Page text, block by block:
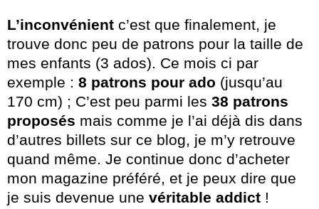
L’inconvénient c’est que finalement, je
trouve donc peu de patrons pour la taille de
mes enfants (3 ados). Ce mois ci par
exemple : 8 patrons pour ado (jusqu’au
170 cm) ; C’est peu parmi les 38 patrons
proposés mais comme je l’ai déjà dis dans
d’autres billets sur ce blog, je m’y retrouve
quand même. Je continue donc d’acheter
mon magazine préféré, et je peux dire que
je suis devenue une véritable addict !